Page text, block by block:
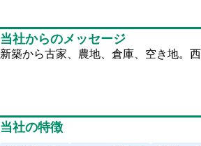
当社からのメッセージ
新築から古家、農地、倉庫、空き地。
当社の特徴